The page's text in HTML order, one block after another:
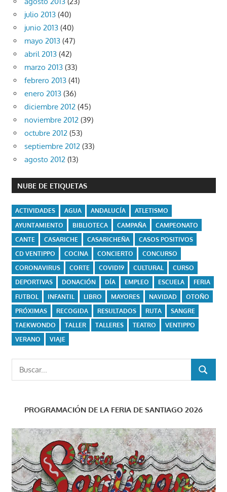
julio 2013 (40)
junio 2013 (40)
mayo 2013 (47)
abril 2013 (42)
marzo 2013 (33)
febrero 2013 (41)
enero 2013 (36)
diciembre 2012 (45)
noviembre 2012 (39)
octubre 2012 (53)
septiembre 2012 (33)
agosto 2012 (13)
NUBE DE ETIQUETAS
ACTIVIDADES AGUA ANDALUCÍA
ATLETISMO
AYUNTAMIENTO
BIBLIOTECA CAMPAÑA
CAMPEONATO
CANTE
CASARICHE CASARICHEÑA
CASOS POSITIVOS
CD VENTIPPO
COCINA CONCIERTO
CONCURSO
CORONAVIRUS
CORTE COVID19 CULTURAL
CURSO
DEPORTIVAS
DONACIÓN DÍA EMPLEO ESCUELA
FERIA
FUTBOL
INFANTIL LIBRO MAYORES NAVIDAD
OTOÑO
PRÓXIMAS
RECOGIDA RESULTADOS RUTA
SANGRE
TAEKWONDO
TALLER TALLERES TEATRO
VENTIPPO
VERANO
VIAJE
Buscar:
BUSCAR
PROGRAMACIÓN DE LA FERIA DE SANTIAGO 2026